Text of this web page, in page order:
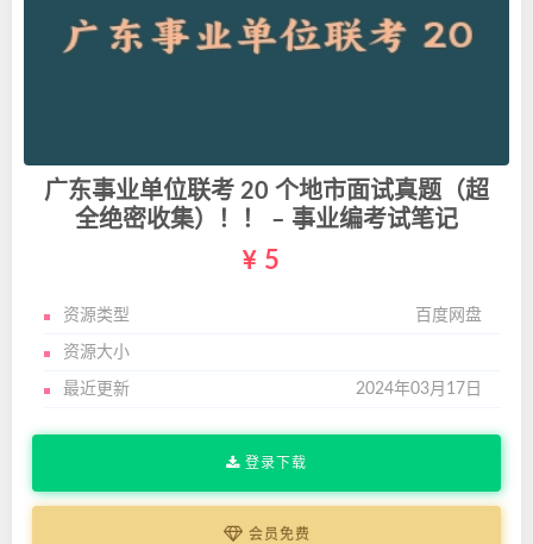
广东事业单位联考 20 个地市面试真题（超
全绝密收集）！！ – 事业编考试笔记
5
资源类型 百度网盘
资源大小
最近更新 2024年03月17日
登录下载
会员免费